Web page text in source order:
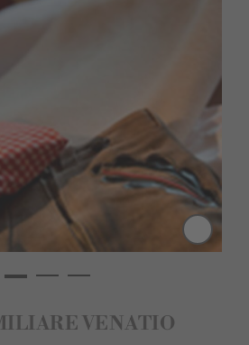
da bagno
inclusa
/ Materiali naturali
su richiesta
VENATIO